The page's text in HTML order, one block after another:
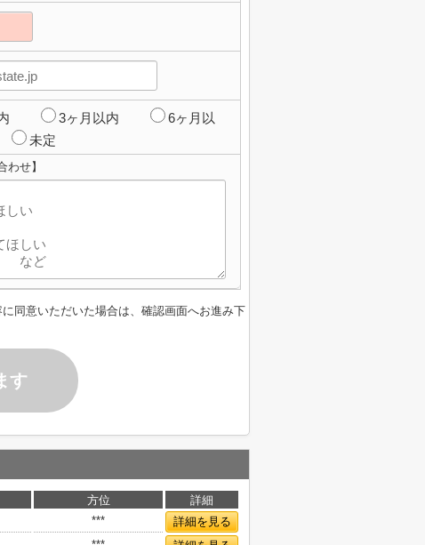
3ヶ月以内
6ヶ月以
未定
わせ】
同意いただいた場合は、確認画面へお進み下
す
方位
詳細
***
詳細を見る